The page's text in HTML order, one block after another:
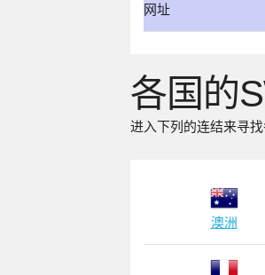
网址
各国的
进入下列的连结来寻
澳洲